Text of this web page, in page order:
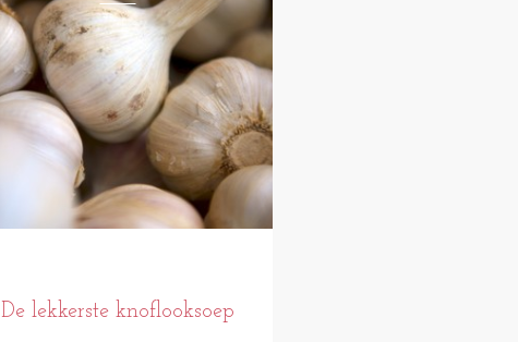
De lekkerste knoflooksoep